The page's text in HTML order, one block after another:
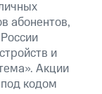
абонентов,
и
Акции
кодом